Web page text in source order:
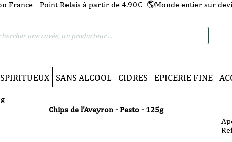
France - Point Relais à partir de 4.90€ -🌎Monde entier sur
SPIRITUEUX SANS ALCOOL CIDRES EPICERIE FINE
Chips de l'Aveyron - Pesto - 125g